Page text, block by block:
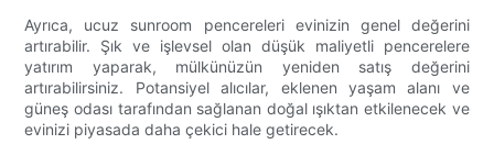
Ayrıca, ucuz sunroom pencereleri evinizin genel değerini
artırabilir. Şık ve işlevsel olan düşük maliyetli pencerelere
yatırım yaparak, mülkünüzün yeniden satış değerini
artırabilirsiniz. Potansiyel alıcılar, eklenen yaşam alanı ve
güneş odası tarafından sağlanan doğal ışıktan etkilenecek ve
evinizi piyasada daha çekici hale getirecek.